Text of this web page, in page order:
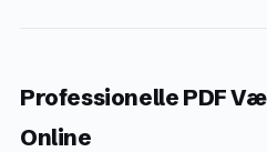
Professionelle PDF
Online